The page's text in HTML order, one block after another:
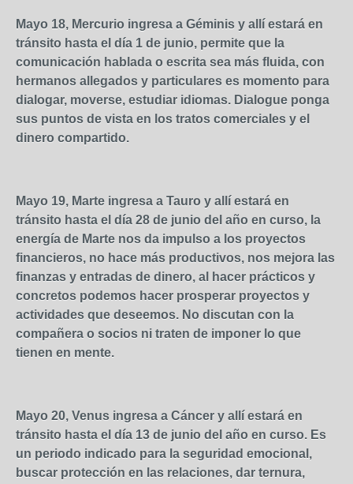
Mayo 18, Mercurio ingresa a Géminis y allí estará en
tránsito hasta el día 1 de junio, permite que la
comunicación hablada o escrita sea más fluida, con
hermanos allegados y particulares es momento para
dialogar, moverse, estudiar idiomas. Dialogue ponga
sus puntos de vista en los tratos comerciales y el
dinero compartido.
Mayo 19, Marte ingresa a Tauro y allí estará en
tránsito hasta el día 28 de junio del año en curso, la
energía de Marte nos da impulso a los proyectos
financieros, no hace más productivos, nos mejora las
finanzas y entradas de dinero, al hacer prácticos y
concretos podemos hacer prosperar proyectos y
actividades que deseemos. No discutan con la
compañera o socios ni traten de imponer lo que
tienen en mente.
Mayo 20, Venus ingresa a Cáncer y allí estará en
tránsito hasta el día 13 de junio del año en curso. Es
un periodo indicado para la seguridad emocional,
buscar protección en las relaciones, dar ternura,